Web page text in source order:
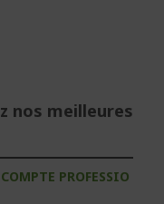
nos meilleures
PROFESSIO